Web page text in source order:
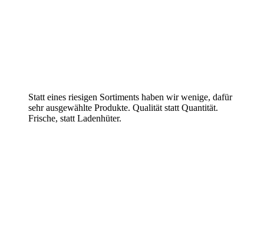
Statt eines riesigen Sortiments haben wir wenige, dafür
sehr ausgewählte Produkte. Qualität statt Quantität.
Frische, statt Ladenhüter.